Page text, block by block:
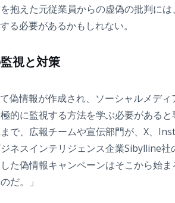
抱えた元従業員からの虚偽の批判に
る必要があるかもしれない。
視と対策
偽情報が作成され、ソーシャルメデ
的に監視する方法を学ぶ必要がある
で、広報チームや宣伝部門が、X、
ネスインテリジェンス企業Sibylline
た偽情報キャンペーンはそこから始
だ。」